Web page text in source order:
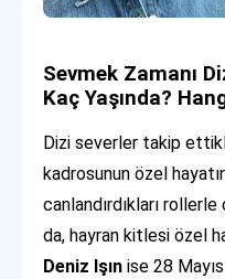
Sevmek Zamanı
Kaç Yaşında?
Dizi severler takip
kadrosunun özel
canlandırdıkları
da, hayran kitlesi özel
Deniz Işın ise 28